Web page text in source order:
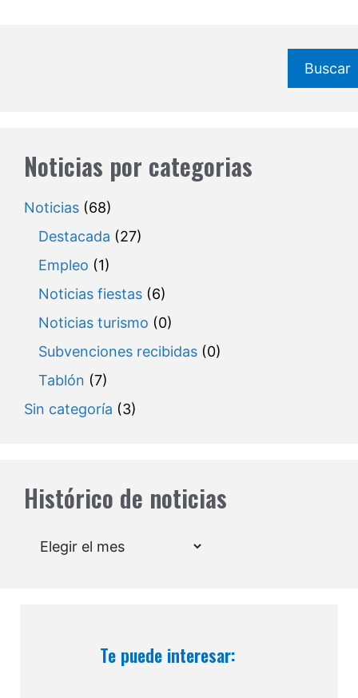
Buscar
Noticias por categorias
Noticias (68)
Destacada (27)
Empleo (1)
Noticias fiestas (6)
Noticias turismo (0)
Subvenciones recibidas (0)
Tablón (7)
Sin categoría (3)
Histórico de noticias
Archivos
Te puede interesar: